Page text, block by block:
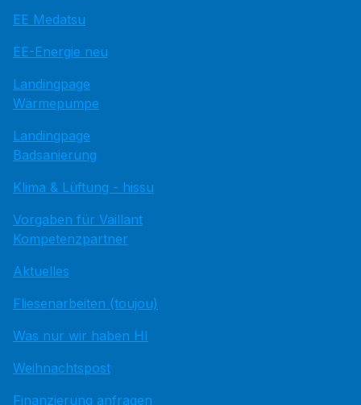
EE Medatsu
EE-Energie neu
Landingpage
Wärmepumpe
Landingpage
Badsanierung
Klima & Lüftung - hissu
Vorgaben für Vaillant
Kompetenzpartner
Aktuelles
Fliesenarbeiten (toujou)
Was nur wir haben HI
Weihnachtspost
Finanzierung anfragen